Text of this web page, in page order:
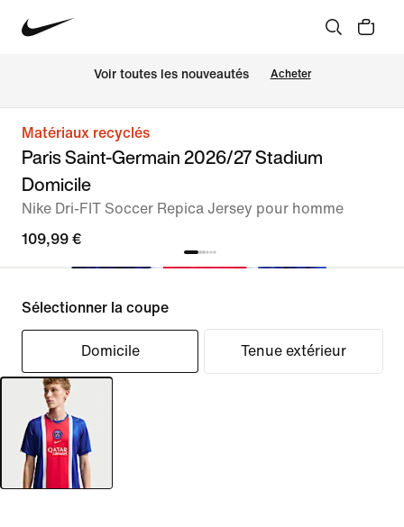
Voir toutes les nouveautés Acheter
Matériaux recyclés
Paris Saint-Germain 2026/27 Stadium
Domicile
Nike Dri-FIT Soccer Repica Jersey pour homme
109,99 €
Sélectionner la coupe
Domicile Tenue extérieur